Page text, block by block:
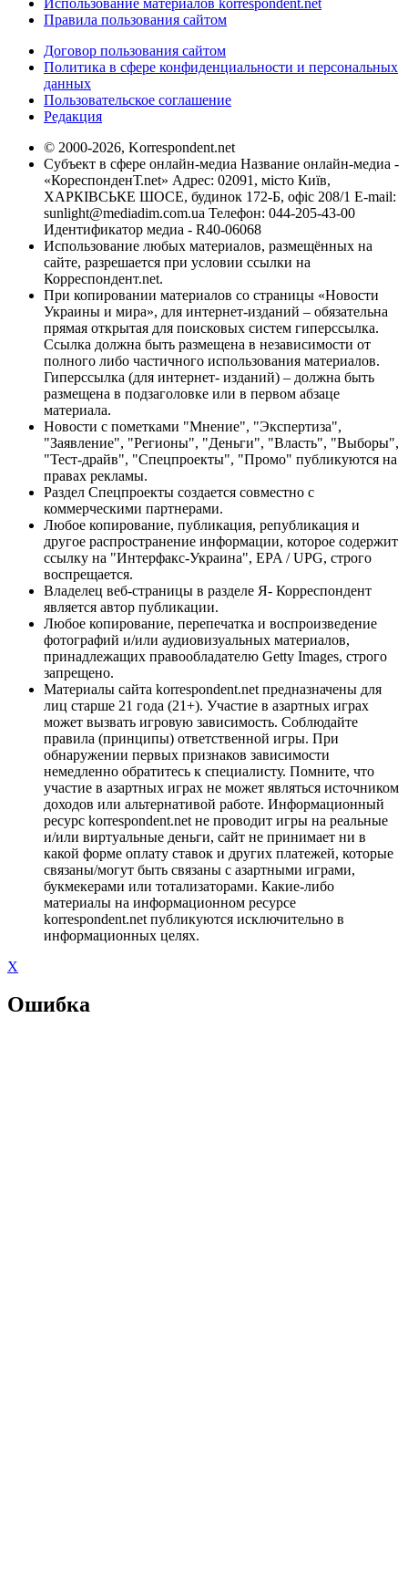
Правила пользования сайтом
Договор пользования сайтом
Политика в сфере конфиденциальности и персональных
данных
Пользовательское соглашение
Редакция
© 2000-2026, Korrespondent.net
Субъект в сфере онлайн-медиа Название онлайн-медиа -
«КореспонденТ.net» Адрес: 02091, місто Київ,
ХАРКІВСЬКЕ ШОСЕ, будинок 172-Б, офіс 208/1 E-mail:
sunlight@mediadim.com.ua Телефон: 044-205-43-00
Идентификатор медиа - R40-06068
Использование любых материалов, размещённых на
сайте, разрешается при условии ссылки на
Корреспондент.net.
При копировании материалов со страницы «Новости
Украины и мира», для интернет-изданий – обязательна
прямая открытая для поисковых систем гиперссылка.
Ссылка должна быть размещена в независимости от
полного либо частичного использования материалов.
Гиперссылка (для интернет- изданий) – должна быть
размещена в подзаголовке или в первом абзаце
материала.
Новости с пометками "Мнение", "Экспертиза",
"Заявление", "Регионы", "Деньги", "Власть", "Выборы",
"Тест-драйв", "Спецпроекты", "Промо" публикуются на
правах рекламы.
Раздел Спецпроекты создается совместно с
коммерческими партнерами.
Любое копирование, публикация, републикация и
другое распространение информации, которое содержит
ссылку на "Интерфакс-Украина", EPA / UPG, строго
воспрещается.
Владелец веб-страницы в разделе Я- Корреспондент
является автор публикации.
Любое копирование, перепечатка и воспроизведение
фотографий и/или аудиовизуальных материалов,
принадлежащих правообладателю Getty Images, строго
запрещено.
Материалы сайта korrespondent.net предназначены для
лиц старше 21 года (21+). Участие в азартных играх
может вызвать игровую зависимость. Соблюдайте
правила (принципы) ответственной игры. При
обнаружении первых признаков зависимости
немедленно обратитесь к специалисту. Помните, что
участие в азартных играх не может являться источником
доходов или альтернативой работе. Информационный
ресурс korrespondent.net не проводит игры на реальные
и/или виртуальные деньги, сайт не принимает ни в
какой форме оплату ставок и других платежей, которые
связаны/могут быть связаны с азартными играми,
букмекерами или тотализаторами. Какие-либо
материалы на информационном ресурсе
korrespondent.net публикуются исключительно в
информационных целях.
X
Ошибка